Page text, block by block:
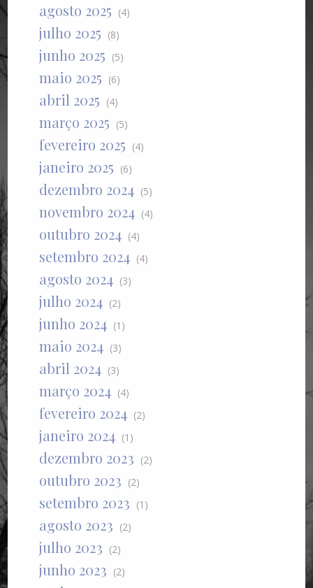
agosto 2025 (4)
julho 2025 (8)
junho 2025 (5)
maio 2025 (6)
abril 2025 (4)
março 2025 (5)
fevereiro 2025 (4)
janeiro 2025 (6)
dezembro 2024 (5)
novembro 2024 (4)
outubro 2024 (4)
setembro 2024 (4)
agosto 2024 (3)
julho 2024 (2)
junho 2024 (1)
maio 2024 (3)
abril 2024 (3)
março 2024 (4)
fevereiro 2024 (2)
janeiro 2024 (1)
dezembro 2023 (2)
outubro 2023 (2)
setembro 2023 (1)
agosto 2023 (2)
julho 2023 (2)
junho 2023 (2)